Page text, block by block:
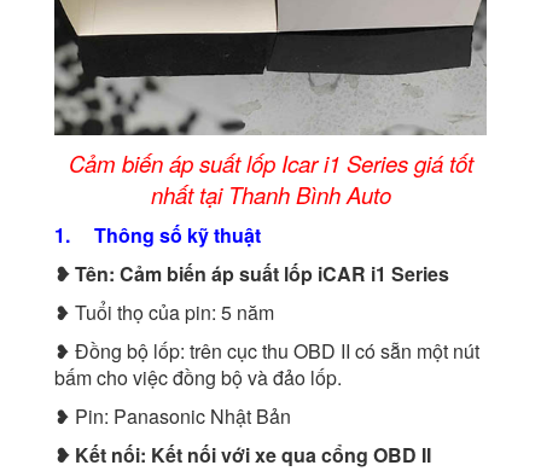
Cảm biến áp suất lốp Icar i1 Series giá tốt
nhất tại Thanh Bình Auto
1. Thông số kỹ thuật
❥ Tên: Cảm biến áp suất lốp iCAR i1 Series
❥ Tuổi thọ của pin: 5 năm
❥ Đồng bộ lốp: trên cục thu OBD II có sẵn một nút
bấm cho việc đồng bộ và đảo lốp.
❥ Pin: Panasonic Nhật Bản
❥ Kết nối: Kết nối với xe qua cổng OBD II